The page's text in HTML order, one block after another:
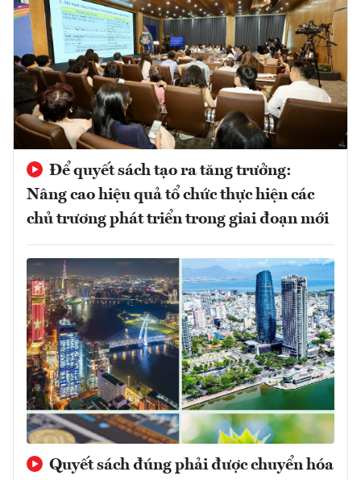
Để quyết sách tạo ra tăng trưởng:
Nâng cao hiệu quả tổ chức thực hiện các
chủ trương phát triển trong giai đoạn mới
Quyết sách đúng phải được chuyển hóa